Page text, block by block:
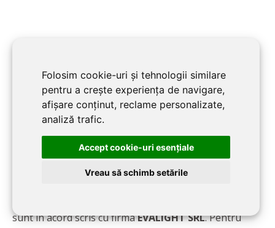
Folosim cookie-uri și tehnologii similare
pentru a crește experiența de navigare,
afișare conținut, reclame personalizate,
analiză trafic.
Accept cookie-uri esenţiale
Vreau să schimb setările
sunt în acord scris cu firmaEVALIGHT SRL. Pentru